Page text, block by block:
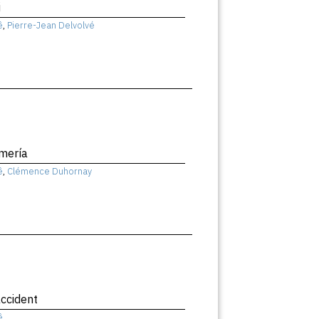
, Pierre-Jean Delvolvé
, Clémence Duhornay